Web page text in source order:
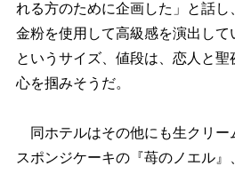
れる方のために企画した」と話し
金粉を使用して高級感を演出して
というサイズ、値段は、恋人と
心を掴みそうだ。
同ホテルはその他にも生クリー
スポンジケーキの『苺のノエル』